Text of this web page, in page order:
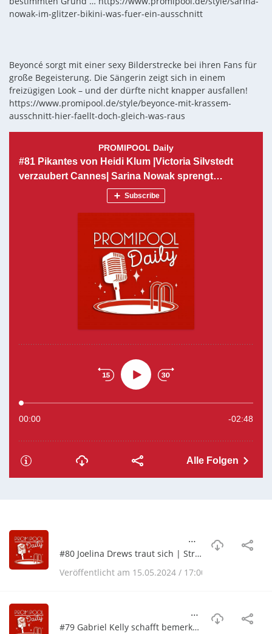
nowak-im-glitzer-bikini-was-fuer-ein-ausschnitt
Beyoncé sorgt mit einer sexy Bilderstrecke bei ihren Fans für
große Begeisterung. Die Sängerin zeigt sich in einem
freizügigen Look – und der dürfte nicht knapper ausfallen!
https://www.promipool.de/style/beyonce-mit-krassem-
ausschnitt-hier-faellt-doch-gleich-was-raus
#80 Joelina Drews traut sich | Streit bei Kampf der Realitystars | Verwirrung bei Bares für Rares| Gefühlschaos bei Bauer sucht Frau International
#80 Joelina Drews traut sich | Streit bei Kampf der Realitystars | Verwirrung bei Bares für Rares| Gefühlschaos bei Bauer sucht Frau International
Veröffentlicht am 15.05.2024 / 17:00
#79 Gabriel Kelly schafft bemerkenswertes | Robert Geiss lässt die Pfunde purzeln | Ärger beim Sommer-Dschungelcamp| König Charles adelt seinen Sohn William| Skurrile Szenen bei Wer wird Millionär
#79 Gabriel Kelly schafft bemerkenswertes | Robert Geiss lässt die Pfunde purzeln | Ärger beim Sommer-Dschungelcamp| König Charles adelt seinen Sohn William| Skurrile Szenen bei Wer wird Millionär